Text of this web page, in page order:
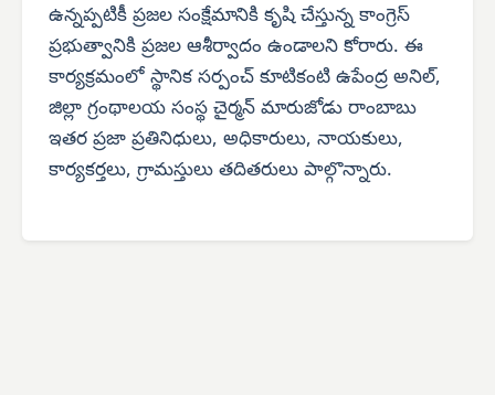
ఉన్నప్పటికీ ప్రజల సంక్షేమానికి కృషి చేస్తున్న కాంగ్రెస్
ప్రభుత్వానికి ప్రజల ఆశీర్వాదం ఉండాలని కోరారు. ఈ
కార్యక్రమంలో స్థానిక సర్పంచ్ కూటికంటి ఉపేంద్ర అనిల్,
జిల్లా గ్రంథాలయ సంస్థ చైర్మన్ మారుజోడు రాంబాబు
ఇతర ప్రజా ప్రతినిధులు, అధికారులు, నాయకులు,
కార్యకర్తలు, గ్రామస్తులు తదితరులు పాల్గొన్నారు.